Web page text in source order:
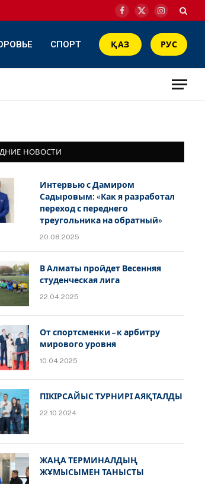
Facebook
X
Instagram
СПОРТ ҚАЗ РУС
НОВОСТИ
Интервью с Дамиром
Садыровым: «Как я разработал
переход с переднего
треугольника на обратный»
20.08.2025
В Алматы пройдет Весенняя
студенческая лига
22.04.2025
От спортсменки – к арбитру
мирового уровня
10.04.2025
ПІКІРСАЙЫС ТУРНИРІ АЯҚТАЛДЫ
22.10.2024
ЖАҢА ТЕРМИНАЛДЫҢ
ЖҰМЫСЫМЕН ТАНЫСТЫ